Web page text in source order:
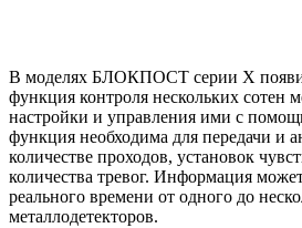
В моделях БЛОКПОСТ серии Х
функция контроля нескольких сотен
настройки и управления ими с
функция необходима для передачи и
количестве проходов, установок
количества тревог. Информация
реального времени от одного до
металлодетекторов.